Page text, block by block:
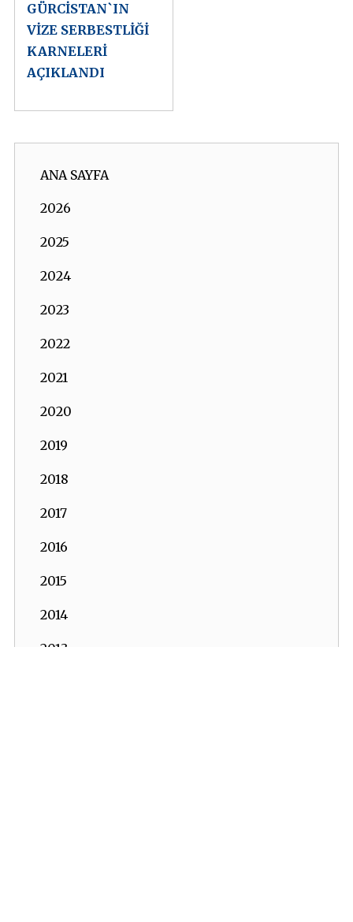
GÜRCİSTAN`IN
VİZE SERBESTLİĞİ
KARNELERİ
AÇIKLANDI
ANA SAYFA
2026
2025
2024
2023
2022
2021
2020
2019
2018
2017
2016
2015
2014
2013